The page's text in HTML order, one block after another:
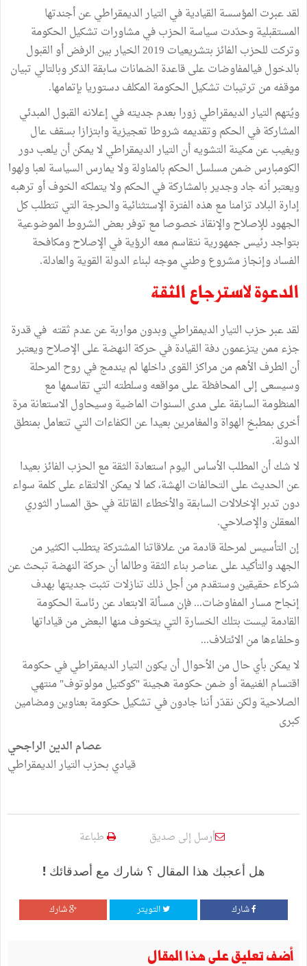
لقد عبرت المؤسسة القيادية في التيار الديمقراطي عن أجندتها
المستقبلية وحدّدت سياسة الحزب في مشاورات تشكيل الحكومة
وتركت للحزب الفائز بتشريعيات 2019 الخيار بين الرفض أو القبول
بالدخول فيالمفاوضات على قاعدة الضمانات سابقة الذكر وبالتالي تبيان
موقفه من ترتيبات تشكيل الحكومة المكلف دستوريا بإتمامها.
ويُتهم التيار الديمقراطي زورا بعدم جديته في إعلانه القبول المبدئي
المشاركة في الحكم وتقديمه شروطا تعجيزية وابتزازا بسقف عال
ويغيب عن مكينة التشويه أن التيار الديمقراطي لا يمكن أن يلعب دور
الكومبارس ضمن مسلسل الحكم بالمناولة ولا يمارس السياسة لعبا ولهوا
ويعتبر أنه جاد وجدير بالمشاركة في الحكم ولا يتملكه الخوف أو ترهبه
إدارة البلاد تزامنا مع هذه الفترة الإستثنائية والحرجة التي تتطلب كل
الجهود للإصلاح والإنقاذ خصوصا مع توفر بعض الشروط الموضوعية
بتواجد رئيس جمهورية نتقاسم معه الرؤية في الإصلاح ومكافحة
الفساد وإنجاز مشروع وطني موجه لبناء الدولة القوية والعادلة.
الدعوة لاسترجاع الثقة
لقد عبر حزب التيار الديمقراطي وبدون مواربة عن عدم ثقته في قدرة
جزء ممن يتزعمون دفة القيادة في حركة النهضة على الإصلاح ويعتبر
أن الطرف الأهم من مراكز القوى داخلها لم يندمج في روح المرحلة
وسيسعى إلى المحافظة على مواقعه وسلطته التي تقاسمها مع
المنظومة السابقة على مدى السنوات الماضية وسيحاول الاستعانة مرة
أخرى بمطبخ الهواة والمغامرين بعيدا عن الكفاءات التي تتعامل بمنطق
الدولة.
لا شك أن المطلب الأساس اليوم استعادة الثقة مع الحزب الفائز بعيدا
عن الحديث على التحالفات الهشة، كما لا يمكن الالتقاء على كلمة سواء
دون تدبر الإخلالات السابقة والأخطاء القاتلة في حق المسار الثوري
المعقلن والإصلاحي.
إن التأسيس لمرحلة قادمة من علاقاتنا المشتركة يتطلب الكثير من
الجهد والتأكيد على عناصر بناء الثقة وطالما أن حركة النهضة تبحث عن
شركاء حقيقين وستقدم من أجل ذلك تنازلات تثبت جديتها بهدف
إنجاح مسار المفاوضات... فإن مسألة الابتعاد عن رئاسة الحكومة
القادمة ليست بتلك الخسارة التي يتخوف منها البعض من قياداتها
وحلفاءها من الائتلاف...
لا يمكن بأي حال من الأحوال أن يكون التيار الديمقراطي في حكومة
اقتسام الغنيمة أو ضمن حكومة هجينة "كوكتيل مولوتوف" منتهي
الصلاحية ولكن نقدّر أننا جادون في تشكيل حكومة بعناوين ومضامين
كبرى
عصام الدين الراجحي
قيادي بحزب التيار الديمقراطي
أرسل إلى صديق طباعة
هل أعجبك هذا المقال ؟ شارك مع أصدقائك !
شارك التويتر شارك
أضف تعليق على هذا المقال